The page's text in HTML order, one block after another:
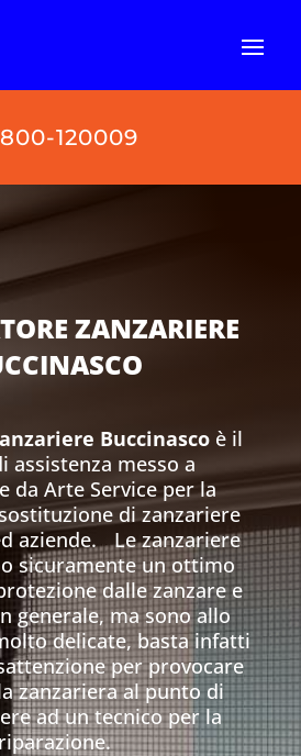
800-120009
ZANZARIERE
Buccinasco è il
assistenza messo a
da Arte Service per la
di zanzariere
aziende. Le zanzariere
sicuramente un ottimo
dalle zanzare e
generale, ma sono allo
delicate, basta infatti
per provocare
zanzariera al punto di
ad un tecnico per la
riparazione.